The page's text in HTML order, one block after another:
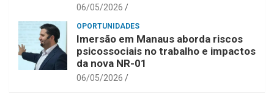
06/05/2026
OPORTUNIDADES
Imersão em Manaus aborda riscos
psicossociais no trabalho e impactos
da nova NR-01
06/05/2026